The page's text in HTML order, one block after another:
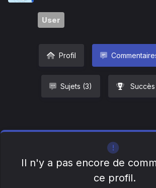
User
Profil
Sujets (3) Succès
Il n'y a pas encore de
ce profil.